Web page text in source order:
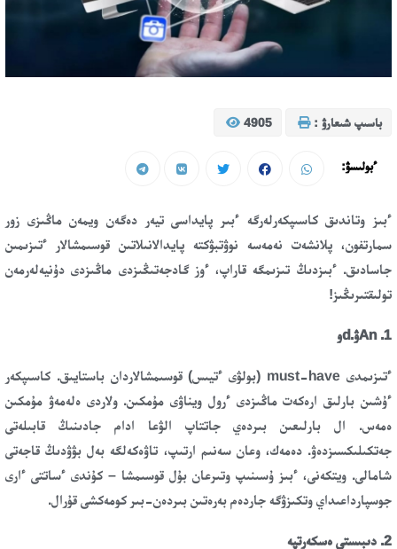
باسىپ شىعارۋ : 4905
ءبولىسۋ:
ءبىز وتاندىق كاسىپكەرلەرگە ءبىر پايداسى تيەر دەگەن ويمەن ماڭىزى زور
سمارتفون، پلانشەت نەمەسە نوۋتبۋكتە پايدالانىلاتىن قوسىمشالار ءتىزىمىن
جاسادىق. ءبىزدىڭ تىزىمگە قاراپ، ءوز گادجەتىڭىزدى ماڭىزدى دۇنيەلەرمەن
تولىقتىرىڭىز!
1. Anۋ.dو
ءتىزىمدى must-have (بولۋى ءتيىس) قوسىمشالاردان باستايىق. كاسىپكەر
ءۇشىن بارلىق ارەكەت ماڭىزدى ءرول ويناۋى مۇمكىن. ولاردى ەلەمەۋ مۇمكىن
ەمەس. ال بارلىعىن بىردەي جاتتاپ الۋعا ادام جادىنىڭ قابىلەتى
جەتكىلىكسىزدەۋ. دەمەك، وعان سەنىم ارتىپ، تاۋەكەلگە بەل بۋۋدىڭ قاجەتى
شامالى. ويتكەنى، ءبىز ۇسىنىپ وتىرعان بۇل قوسىمشا – كۇندى ءساتتى ءارى
جوسپارداعىداي وتكىزۋگە جاردەم بەرەتىن بىردەن-بىر كومەكشى قۇرال.
2. دىبىستى ەسكەرتپە